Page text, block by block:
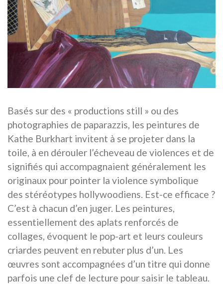
Basés sur des « productions still » ou des
photographies de paparazzis, les peintures de
Kathe Burkhart invitent à se projeter dans la
toile, à en dérouler l’écheveau de violences et de
signifiés qui accompagnaient généralement les
originaux pour pointer la violence symbolique
des stéréotypes hollywoodiens. Est-ce efficace ?
C’est à chacun d’en juger. Les peintures,
essentiellement des aplats renforcés de
collages, évoquent le pop-art et leurs couleurs
criardes peuvent en rebuter plus d’un. Les
œuvres sont accompagnées d’un titre qui donne
parfois une clef de lecture pour saisir le tableau.